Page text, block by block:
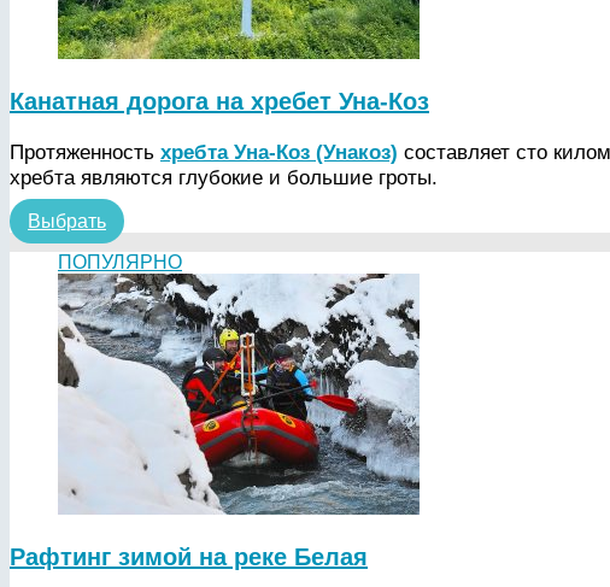
Канатная дорога на хребет Уна-Коз
Протяженность хребта Уна-Коз (Унакоз) составляет сто
хребта являются глубокие и большие гроты.
Выбрать
ПОПУЛЯРНО
Рафтинг зимой на реке Белая